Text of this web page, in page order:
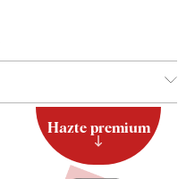
Hazte premium